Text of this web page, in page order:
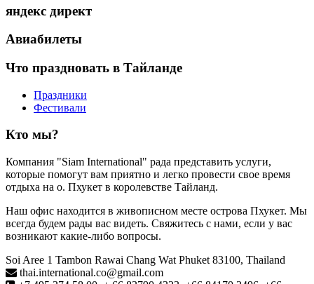
яндекс директ
Авиабилеты
Что праздновать в Тайланде
Праздники
Фестивали
Кто мы?
Компания "Siam International" рада представить услуги,
которые помогут вам приятно и легко провести свое время
отдыха на о. Пхукет в королевстве Тайланд.
Наш офис находится в живописном месте острова Пхукет. Мы
всегда будем рады вас видеть. Свяжитесь с нами, если у вас
возникают какие-либо вопросы.
Soi Aree 1 Tambon Rawai Chang Wat Phuket 83100, Thailand
thai.international.co@gmail.com